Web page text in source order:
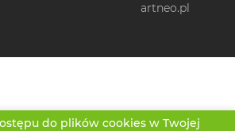
do plików cookies w Twojej
artneo.pl